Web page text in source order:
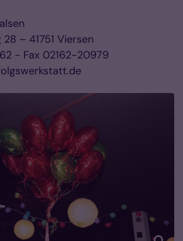
– 41751 Viersen
- Fax 02162-20979